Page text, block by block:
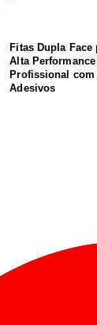
Fitas Dupla
Alta
Profissional com
Adesivos